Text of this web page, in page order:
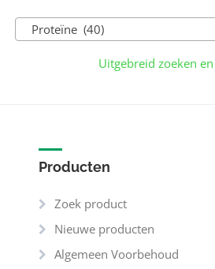
Proteïne (40)
Uitgebreid zoeken
Producten
Zoek product
Nieuwe producten
Algemeen Voorbehoud